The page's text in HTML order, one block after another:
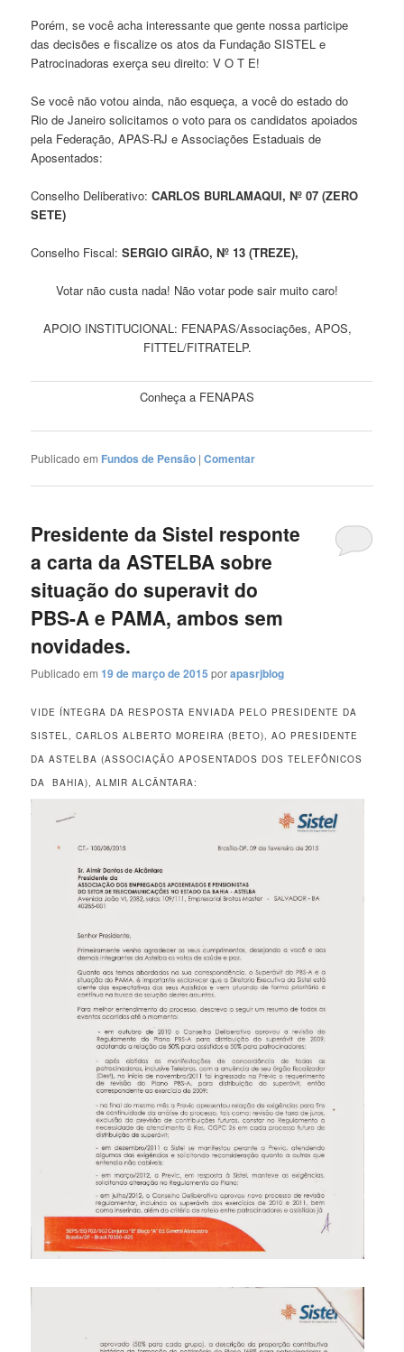
Porém, se você acha interessante que gente nossa participe
das decisões e fiscalize os atos da Fundação SISTEL e
Patrocinadoras exerça seu direito: V O T E!
Se você não votou ainda, não esqueça, a você do estado do
Rio de Janeiro solicitamos o voto para os candidatos apoiados
pela Federação, APAS-RJ e Associações Estaduais de
Aposentados:
Conselho Deliberativo: CARLOS BURLAMAQUI, Nº 07 (ZERO
SETE)
Conselho Fiscal: SERGIO GIRÃO, Nº 13 (TREZE),
Votar não custa nada! Não votar pode sair muito caro!
APOIO INSTITUCIONAL: FENAPAS/Associações, APOS,
FITTEL/FITRATELP.
Conheça a FENAPAS
Publicado em Fundos de Pensão |Comentar
Presidente da Sistel responte
a carta da ASTELBA sobre
situação do superavit do
PBS-A e PAMA, ambos sem
novidades.
Publicado em19 de março de 2015 porapasrjblog
VIDE ÍNTEGRA DA RESPOSTA ENVIADA PELO PRESIDENTE DA
SISTEL, CARLOS ALBERTO MOREIRA (BETO), AO PRESIDENTE
DA ASTELBA (ASSOCIAÇÃO APOSENTADOS DOS TELEFÔNICOS
DA BAHIA), ALMIR ALCÂNTARA: